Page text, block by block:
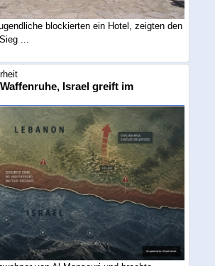
blockierten ein Hotel, zeigten den
...
Israel greift im